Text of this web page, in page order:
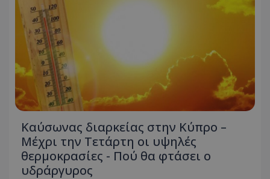
Καύσωνας διαρκείας στην Κύπρο –
Μέχρι την Τετάρτη οι υψηλές
θερμοκρασίες - Πού θα φτάσει ο
υδράργυρος